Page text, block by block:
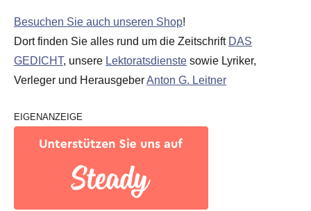
Besuchen Sie auch unseren Shop!
Dort finden Sie alles rund um die Zeitschrift DAS
GEDICHT, unsere Lektoratsdienste sowie Lyriker,
Verleger und HerausgeberAnton G. Leitner
EIGENANZEIGE